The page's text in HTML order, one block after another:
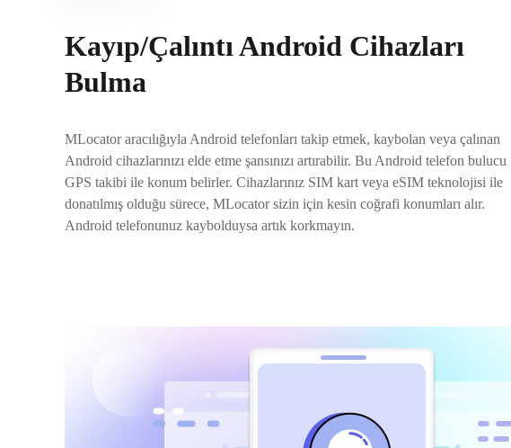
Kayıp/Çalıntı Android Cihazları
Bulma
MLocator aracılığıyla Android telefonları takip etmek, kaybolan veya çalınan
Android cihazlarınızı elde etme şansınızı artırabilir. Bu Android telefon bulucu
GPS takibi ile konum belirler. Cihazlarınız SIM kart veya eSIM teknolojisi ile
donatılmış olduğu sürece, MLocator sizin için kesin coğrafi konumları alır.
Android telefonunuz kaybolduysa artık korkmayın.